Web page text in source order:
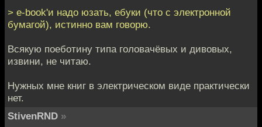
> e-book'и надо юзать, ебуки (что с электронной
бумагой), истинно вам говорю.
Всякую поеботину типа головачёвых и дивовых,
извини, не читаю.
Нужных мне книг в электрическом виде практически
нет.
StivenRND »